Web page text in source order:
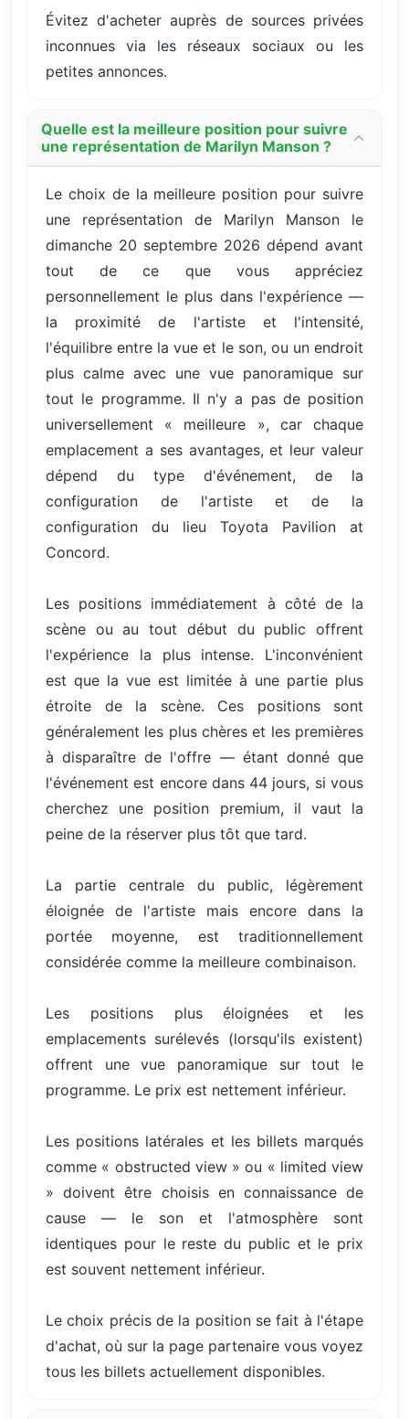
Évitez d'acheter auprès de sources privées
inconnues via les réseaux sociaux ou les
petites annonces.
Quelle est la meilleure position pour suivre
une représentation de Marilyn Manson ?
Le choix de la meilleure position pour suivre
une représentation de Marilyn Manson le
dimanche 20 septembre 2026 dépend avant
tout de ce que vous appréciez
personnellement le plus dans l'expérience —
la proximité de l'artiste et l'intensité,
l'équilibre entre la vue et le son, ou un endroit
plus calme avec une vue panoramique sur
tout le programme. Il n'y a pas de position
universellement « meilleure », car chaque
emplacement a ses avantages, et leur valeur
dépend du type d'événement, de la
configuration de l'artiste et de la
configuration du lieu Toyota Pavilion at
Concord.
Les positions immédiatement à côté de la
scène ou au tout début du public offrent
l'expérience la plus intense. L'inconvénient
est que la vue est limitée à une partie plus
étroite de la scène. Ces positions sont
généralement les plus chères et les premières
à disparaître de l'offre — étant donné que
l'événement est encore dans 44 jours, si vous
cherchez une position premium, il vaut la
peine de la réserver plus tôt que tard.
La partie centrale du public, légèrement
éloignée de l'artiste mais encore dans la
portée moyenne, est traditionnellement
considérée comme la meilleure combinaison.
Les positions plus éloignées et les
emplacements surélevés (lorsqu'ils existent)
offrent une vue panoramique sur tout le
programme. Le prix est nettement inférieur.
Les positions latérales et les billets marqués
comme « obstructed view » ou « limited view
» doivent être choisis en connaissance de
cause — le son et l'atmosphère sont
identiques pour le reste du public et le prix
est souvent nettement inférieur.
Le choix précis de la position se fait à l'étape
d'achat, où sur la page partenaire vous voyez
tous les billets actuellement disponibles.